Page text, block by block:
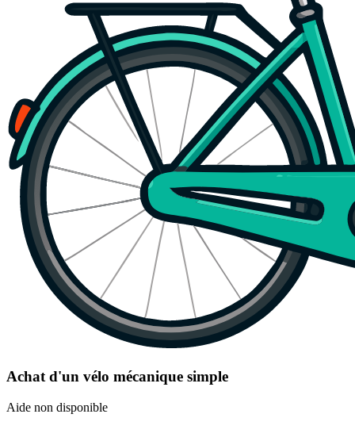
Achat d'un vélo mécanique simple
Aide non disponible